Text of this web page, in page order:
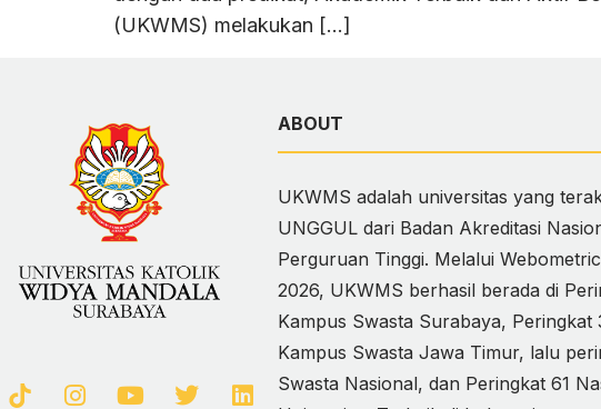
(UKWMS) melakukan […]
ABOUT
UKWMS adalah universitas yang
UNGGUL dari Badan Akreditasi
Perguruan Tinggi. Melalui
2026, UKWMS berhasil berada di
Kampus Swasta Surabaya, Peringkat
Kampus Swasta Jawa Timur, lalu
Swasta Nasional, dan Peringkat 61